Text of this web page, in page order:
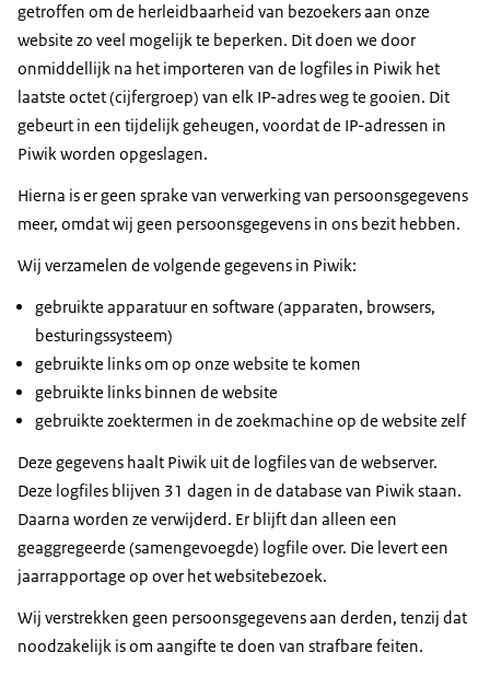
getroffen om de herleidbaarheid van bezoekers aan onze
website zo veel mogelijk te beperken. Dit doen we door
onmiddellijk na het importeren van de logfiles in Piwik het
laatste octet (cijfergroep) van elk IP-adres weg te gooien. Dit
gebeurt in een tijdelijk geheugen, voordat de IP-adressen in
Piwik worden opgeslagen.
Hierna is er geen sprake van verwerking van persoonsgegevens
meer, omdat wij geen persoonsgegevens in ons bezit hebben.
Wij verzamelen de volgende gegevens in Piwik:
gebruikte apparatuur en software (apparaten, browsers,
besturingssysteem)
gebruikte links om op onze website te komen
gebruikte links binnen de website
gebruikte zoektermen in de zoekmachine op de website zelf
Deze gegevens haalt Piwik uit de logfiles van de webserver.
Deze logfiles blijven 31 dagen in de database van Piwik staan.
Daarna worden ze verwijderd. Er blijft dan alleen een
geaggregeerde (samengevoegde) logfile over. Die levert een
jaarrapportage op over het websitebezoek.
Wij verstrekken geen persoonsgegevens aan derden, tenzij dat
noodzakelijk is om aangifte te doen van strafbare feiten.